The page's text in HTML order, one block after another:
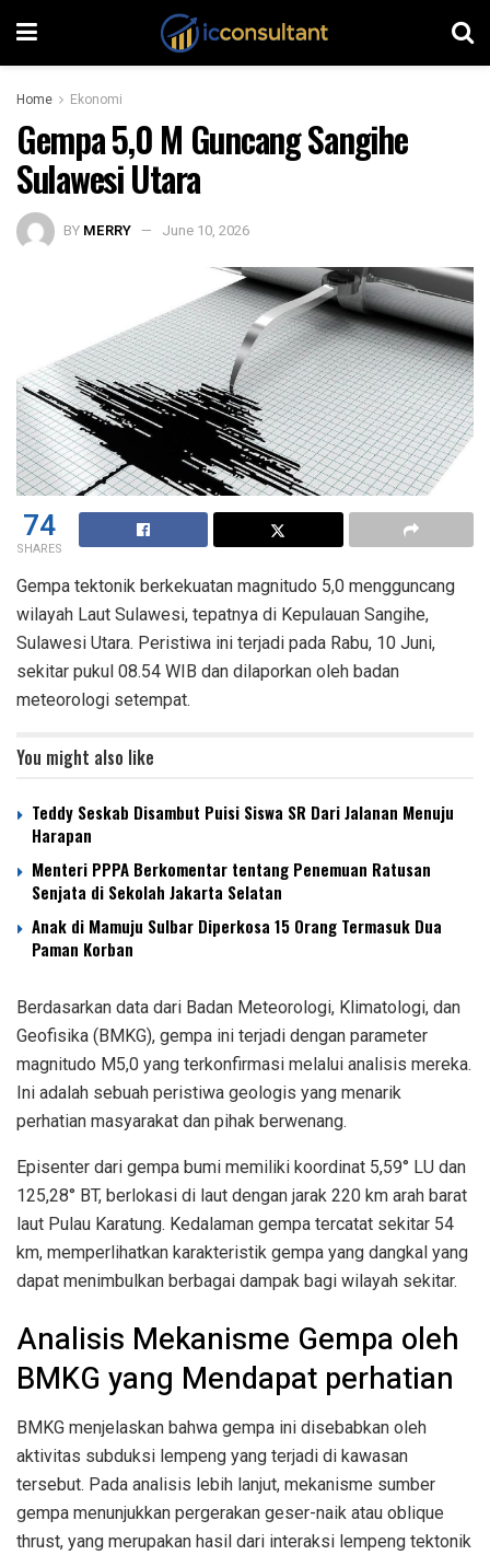
Home Ekonomi
Gempa 5,0 M Guncang Sangihe
Sulawesi Utara
BY MERRY June 10, 2026
74
SHARES
Gempa tektonik berkekuatan magnitudo 5,0 mengguncang
wilayah Laut Sulawesi, tepatnya di Kepulauan Sangihe,
Sulawesi Utara. Peristiwa ini terjadi pada Rabu, 10 Juni,
sekitar pukul 08.54 WIB dan dilaporkan oleh badan
meteorologi setempat.
You might also like
Teddy Seskab Disambut Puisi Siswa SR Dari Jalanan Menuju
Harapan
Menteri PPPA Berkomentar tentang Penemuan Ratusan
Senjata di Sekolah Jakarta Selatan
Anak di Mamuju Sulbar Diperkosa 15 Orang Termasuk Dua
Paman Korban
Berdasarkan data dari Badan Meteorologi, Klimatologi, dan
Geofisika (BMKG), gempa ini terjadi dengan parameter
magnitudo M5,0 yang terkonfirmasi melalui analisis mereka.
Ini adalah sebuah peristiwa geologis yang menarik
perhatian masyarakat dan pihak berwenang.
Episenter dari gempa bumi memiliki koordinat 5,59° LU dan
125,28° BT, berlokasi di laut dengan jarak 220 km arah barat
laut Pulau Karatung. Kedalaman gempa tercatat sekitar 54
km, memperlihatkan karakteristik gempa yang dangkal yang
dapat menimbulkan berbagai dampak bagi wilayah sekitar.
Analisis Mekanisme Gempa oleh
BMKG yang Mendapat perhatian
BMKG menjelaskan bahwa gempa ini disebabkan oleh
aktivitas subduksi lempeng yang terjadi di kawasan
tersebut. Pada analisis lebih lanjut, mekanisme sumber
gempa menunjukkan pergerakan geser-naik atau oblique
thrust, yang merupakan hasil dari interaksi lempeng tektonik